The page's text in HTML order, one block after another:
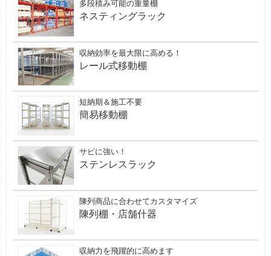
多段積み可能の重量棚
ネスティングラック
収納効率を最大限に高める！
レール式移動棚
短納期＆施工不要
簡易移動棚
サビに強い！
ステンレスラック
陳列商品に合わせてカスタマイズ
陳列棚・店舗什器
収納力を飛躍的に高めます